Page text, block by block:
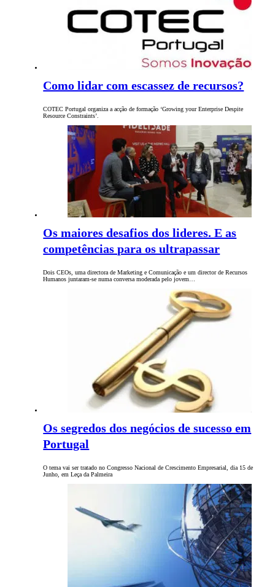
Como lidar com escassez de recursos?
COTEC Portugal organiza a acção de formação ‘Growing your Enterprise Despite
Resource Constraints’.
Os maiores desafios dos lideres. E as
competências para os ultrapassar
Dois CEOs, uma directora de Marketing e Comunicação e um director de Recursos
Humanos juntaram-se numa conversa moderada pelo jovem…
Os segredos dos negócios de sucesso em
Portugal
O tema vai ser tratado no Congresso Nacional de Crescimento Empresarial, dia 15 de
Junho, em Leça da Palmeira